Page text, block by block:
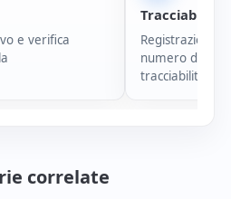
e verifica
Tracciabilità
Registrazione
numero di
tracciabilità di
correlate